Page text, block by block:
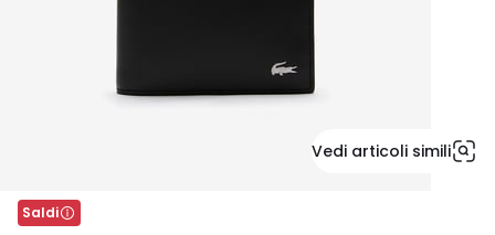
Vedi articoli simili
Saldi